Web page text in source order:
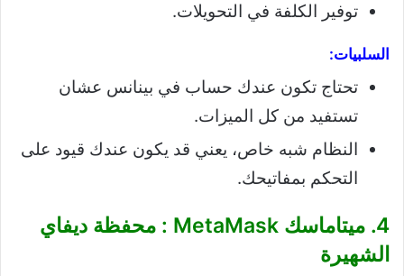
توفير الكلفة في التحويلات.
السلبيات:
تحتاج تكون عندك حساب في بينانس عشان
تستفيد من كل الميزات.
النظام شبه خاص، يعني قد يكون عندك قيود على
التحكم بمفاتيحك.
4. ميتاماسك MetaMask : محفظة ديفاي
الشهيرة